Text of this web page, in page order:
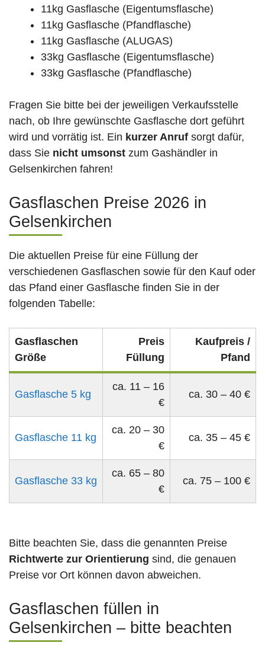
11kg Gasflasche (Eigentumsflasche)
11kg Gasflasche (Pfandflasche)
11kg Gasflasche (ALUGAS)
33kg Gasflasche (Eigentumsflasche)
33kg Gasflasche (Pfandflasche)
Fragen Sie bitte bei der jeweiligen Verkaufsstelle
nach, ob Ihre gewünschte Gasflasche dort geführt
wird und vorrätig ist. Ein kurzer Anruf sorgt dafür,
dass Sie nicht umsonst zum Gashändler in
Gelsenkirchen fahren!
Gasflaschen Preise 2026 in
Gelsenkirchen
Die aktuellen Preise für eine Füllung der
verschiedenen Gasflaschen sowie für den Kauf oder
das Pfand einer Gasflasche finden Sie in der
folgenden Tabelle:
Gasflaschen
Größe
Preis
Füllung
Kaufpreis /
Pfand
Gasflasche 5 kg
ca. 11 – 16
€
ca. 30 – 40 €
Gasflasche 11 kg
ca. 20 – 30
€
ca. 35 – 45 €
Gasflasche 33 kg
ca. 65 – 80
€
ca. 75 – 100 €
Bitte beachten Sie, dass die genannten Preise
Richtwerte zur Orientierung sind, die genauen
Preise vor Ort können davon abweichen.
Gasflaschen füllen in
Gelsenkirchen – bitte beachten